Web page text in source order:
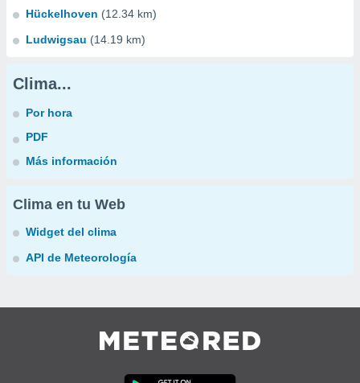
Hückelhoven (12.34 km)
Ludwigsau (14.19 km)
Clima...
Por hora
PDF
Más información
Clima en tu Web
Widget del clima
API de Meteorología